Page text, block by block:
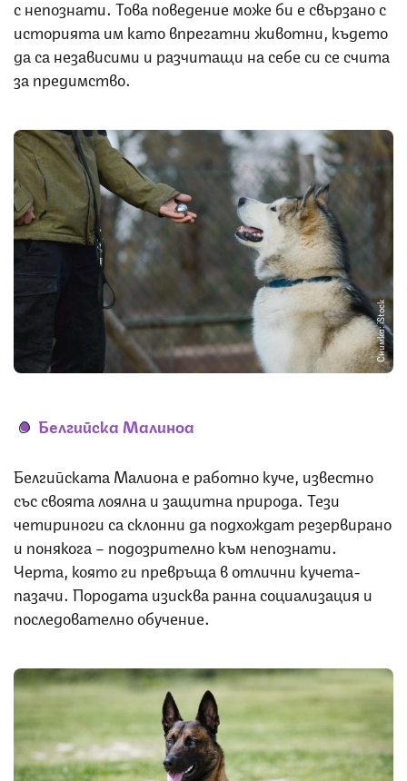
с непознати. Това поведение може би е свързано с
историята им като впрегатни животни, където
да са независими и разчитащи на себе си се счита
за предимство.
Снимка: iStock
Белгийска Малиноа
Белгийската Малиона е работно куче, известно
със своята лоялна и защитна природа. Тези
четириноги са склонни да подхождат резервирано
и понякога – подозрително към непознати.
Черта, която ги превръща в отлични кучета-
пазачи. Породата изисква ранна социализация и
последователно обучение.